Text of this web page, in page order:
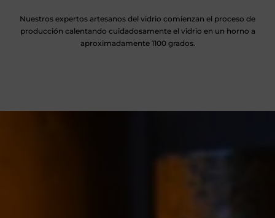
Nuestros expertos artesanos del vidrio comienzan el proceso de
producción calentando cuidadosamente el vidrio en un horno a
aproximadamente 1100 grados.